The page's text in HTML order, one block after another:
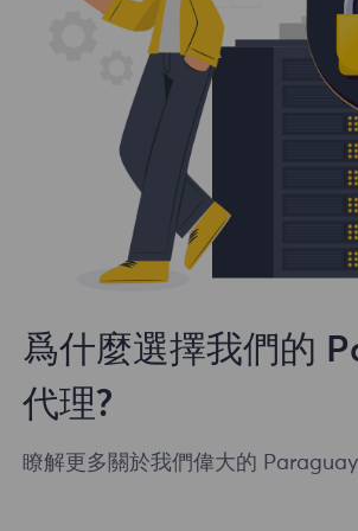
爲什麼選擇我們的
代理?
瞭解更多關於我們偉大的